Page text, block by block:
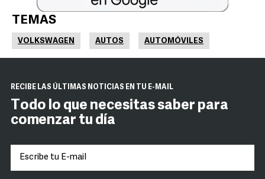
TEMAS
VOLKSWAGEN AUTOS AUTOMÓVILES
RECIBE LAS ÚLTIMAS NOTICIAS EN TU E-MAIL
Todo lo que necesitas saber para
comenzar tu día